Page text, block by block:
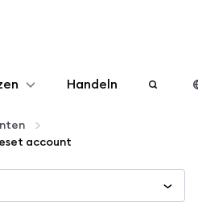
Handeln
account